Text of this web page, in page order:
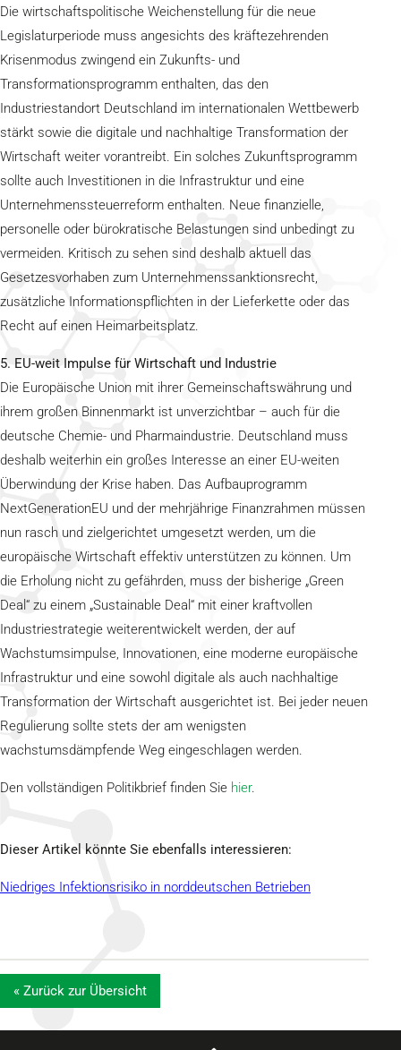
Die wirtschaftspolitische Weichenstellung für die neue
Legislaturperiode muss angesichts des kräftezehrenden
Krisenmodus zwingend ein Zukunfts- und
Transformationsprogramm enthalten, das den
Industriestandort Deutschland im internationalen Wettbewerb
stärkt sowie die digitale und nachhaltige Transformation der
Wirtschaft weiter vorantreibt. Ein solches Zukunftsprogramm
sollte auch Investitionen in die Infrastruktur und eine
Unternehmenssteuerreform enthalten. Neue finanzielle,
personelle oder bürokratische Belastungen sind unbedingt zu
vermeiden. Kritisch zu sehen sind deshalb aktuell das
Gesetzesvorhaben zum Unternehmenssanktionsrecht,
zusätzliche Informationspflichten in der Lieferkette oder das
Recht auf einen Heimarbeitsplatz.
5. EU-weit Impulse für Wirtschaft und Industrie
Die Europäische Union mit ihrer Gemeinschaftswährung und
ihrem großen Binnenmarkt ist unverzichtbar – auch für die
deutsche Chemie- und Pharmaindustrie. Deutschland muss
deshalb weiterhin ein großes Interesse an einer EU-weiten
Überwindung der Krise haben. Das Aufbauprogramm
NextGenerationEU und der mehrjährige Finanzrahmen müssen
nun rasch und zielgerichtet umgesetzt werden, um die
europäische Wirtschaft effektiv unterstützen zu können. Um
die Erholung nicht zu gefährden, muss der bisherige „Green
Deal“ zu einem „Sustainable Deal“ mit einer kraftvollen
Industriestrategie weiterentwickelt werden, der auf
Wachstumsimpulse, Innovationen, eine moderne europäische
Infrastruktur und eine sowohl digitale als auch nachhaltige
Transformation der Wirtschaft ausgerichtet ist. Bei jeder neuen
Regulierung sollte stets der am wenigsten
wachstumsdämpfende Weg eingeschlagen werden.
Den vollständigen Politikbrief finden Sie hier.
Dieser Artikel könnte Sie ebenfalls interessieren:
Niedriges Infektionsrisiko in norddeutschen Betrieben
« Zurück zur Übersicht